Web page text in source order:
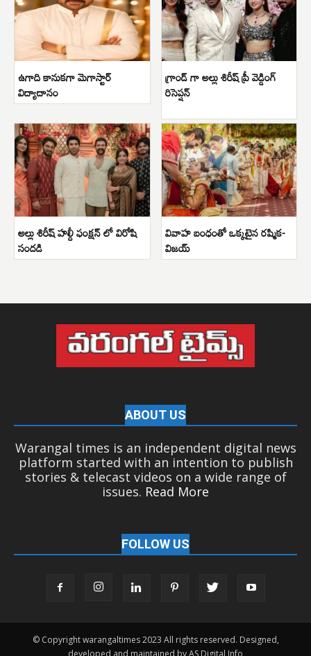
ఉగాది కానుకగా మెగాస్టార్
విద్యాదానం
గ్రాండ్ గా అల్లు శిరీష్ ప్రీ వెడ్డింగ్
రిసెప్షన్
అల్లు శిరీష్ హల్దీ ఫంక్షన్ లో విరోషి
సందడి
వివాహ బంధంతో ఒక్కటైన రష్మిక-
విజయ్
ABOUT US
Warangal times is an independent digital news
platform started with an intention to publish
stories & telecast videos on a wide range of
issues. Read More
FOLLOW US
© Copyright warangaltimes 2023 All rights reserved. Designed,
developed and maintained by AS Digital Info